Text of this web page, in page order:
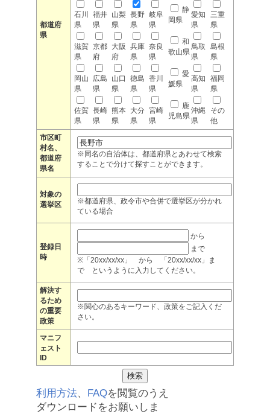
都道府
県
石川
県
福井
県
山梨
県
長野
県
岐阜
県
静
岡県
愛知
県
三重
県
滋賀
県
京都
府
大阪
府
兵庫
県
奈良
県
和
歌山県
鳥取
県
島根
県
岡山
県
広島
県
山口
県
徳島
県
香川
県
愛
媛県
高知
県
福岡
県
佐賀
県
長崎
県
熊本
県
大分
県
宮崎
県
鹿
児島県
沖縄
県
その
他
市区町
村名、
都道府
県名
※同名の自治体は、都道府県とあわせて検索
することで分けて探すことができます。
対象の
選挙区
※都道府県、政令市や合併で選挙区が分かれ
ている場合
登録日
時
から
まで
※「20xx/xx/xx」 から 「20xx/xx/xx」ま
で というように入力してください。
解決す
るため
の重要
政策
※関心のあるキーワード、政策をご記入くだ
さい。
マニフ
ェスト
ID
利用方法、 FAQを閲覧のうえ
ダウンロードをお願いしま